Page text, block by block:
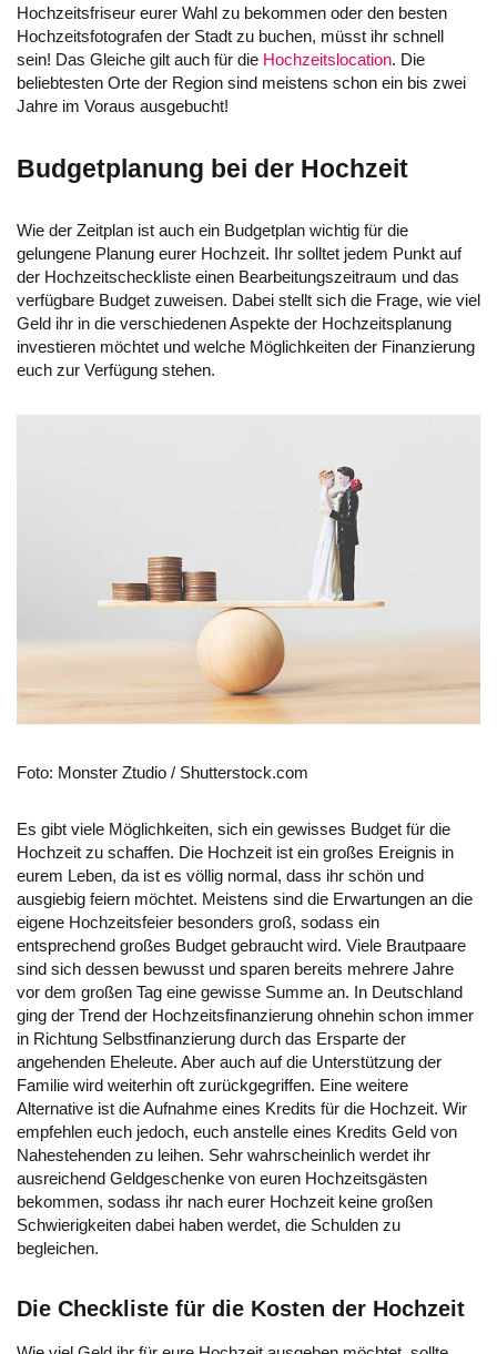
Hochzeitsfriseur eurer Wahl zu bekommen oder den besten
Hochzeitsfotografen der Stadt zu buchen, müsst ihr schnell
sein! Das Gleiche gilt auch für die Hochzeitslocation. Die
beliebtesten Orte der Region sind meistens schon ein bis zwei
Jahre im Voraus ausgebucht!
Budgetplanung bei der Hochzeit
Wie der Zeitplan ist auch ein Budgetplan wichtig für die
gelungene Planung eurer Hochzeit. Ihr solltet jedem Punkt auf
der Hochzeitscheckliste einen Bearbeitungszeitraum und das
verfügbare Budget zuweisen. Dabei stellt sich die Frage, wie viel
Geld ihr in die verschiedenen Aspekte der Hochzeitsplanung
investieren möchtet und welche Möglichkeiten der Finanzierung
euch zur Verfügung stehen.
Foto: Monster Ztudio / Shutterstock.com
Es gibt viele Möglichkeiten, sich ein gewisses Budget für die
Hochzeit zu schaffen. Die Hochzeit ist ein großes Ereignis in
eurem Leben, da ist es völlig normal, dass ihr schön und
ausgiebig feiern möchtet. Meistens sind die Erwartungen an die
eigene Hochzeitsfeier besonders groß, sodass ein
entsprechend großes Budget gebraucht wird. Viele Brautpaare
sind sich dessen bewusst und sparen bereits mehrere Jahre
vor dem großen Tag eine gewisse Summe an. In Deutschland
ging der Trend der Hochzeitsfinanzierung ohnehin schon immer
in Richtung Selbstfinanzierung durch das Ersparte der
angehenden Eheleute. Aber auch auf die Unterstützung der
Familie wird weiterhin oft zurückgegriffen. Eine weitere
Alternative ist die Aufnahme eines Kredits für die Hochzeit. Wir
empfehlen euch jedoch, euch anstelle eines Kredits Geld von
Nahestehenden zu leihen. Sehr wahrscheinlich werdet ihr
ausreichend Geldgeschenke von euren Hochzeitsgästen
bekommen, sodass ihr nach eurer Hochzeit keine großen
Schwierigkeiten dabei haben werdet, die Schulden zu
begleichen.
Die Checkliste für die Kosten der Hochzeit